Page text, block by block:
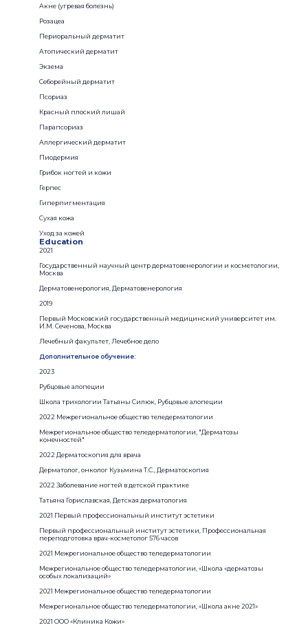
Акне (угревая болезнь)
Розацеа
Периоральный дерматит
Атопический дерматит
Экзема
Себорейный дерматит
Псориаз
Красный плоский лишай
Парапсориаз
Аллергический дерматит
Пиодермия
Грибок ногтей и кожи
Герпес
Гиперпигментация
Сухая кожа
Уход за кожей
Education
2021
Государственный научный центр дерматовенерологии и косметологии,
Москва
Дерматовенерология, Дерматовенерология
2019
Первый Московский государственный медицинский университет им.
И.М. Сеченова, Москва
Лечебный факультет, Лечебное дело
Дополнительное обучение:
2023
Рубцовые алопеции
Школа трихологии Татьяны Силюк, Рубцовые алопеции
2022 Межрегиональное общество теледерматологии
Межрегиональное общество теледерматологии, "Дерматозы
конечностей"
2022 Дерматоскопия для врача
Дерматолог, онколог Кузьмина Т.С., Дерматоскопия
2022 Заболевание ногтей в детской практике
Татьяна Гориславская, Детская дерматология
2021 Первый профессиональный институт эстетики
Первый профессиональный институт эстетики, Профессиональная
переподготовка врач-косметолог 576 часов
2021 Межрегиональное общество теледерматологии
Межрегиональное общество теледерматологии, «Школа «дерматозы
особых локализаций»
2021 Межрегиональное общество теледерматологии
Межрегиональное общество теледерматологии, «Школа акне 2021»
2021 ООО «Клиника Кожи»